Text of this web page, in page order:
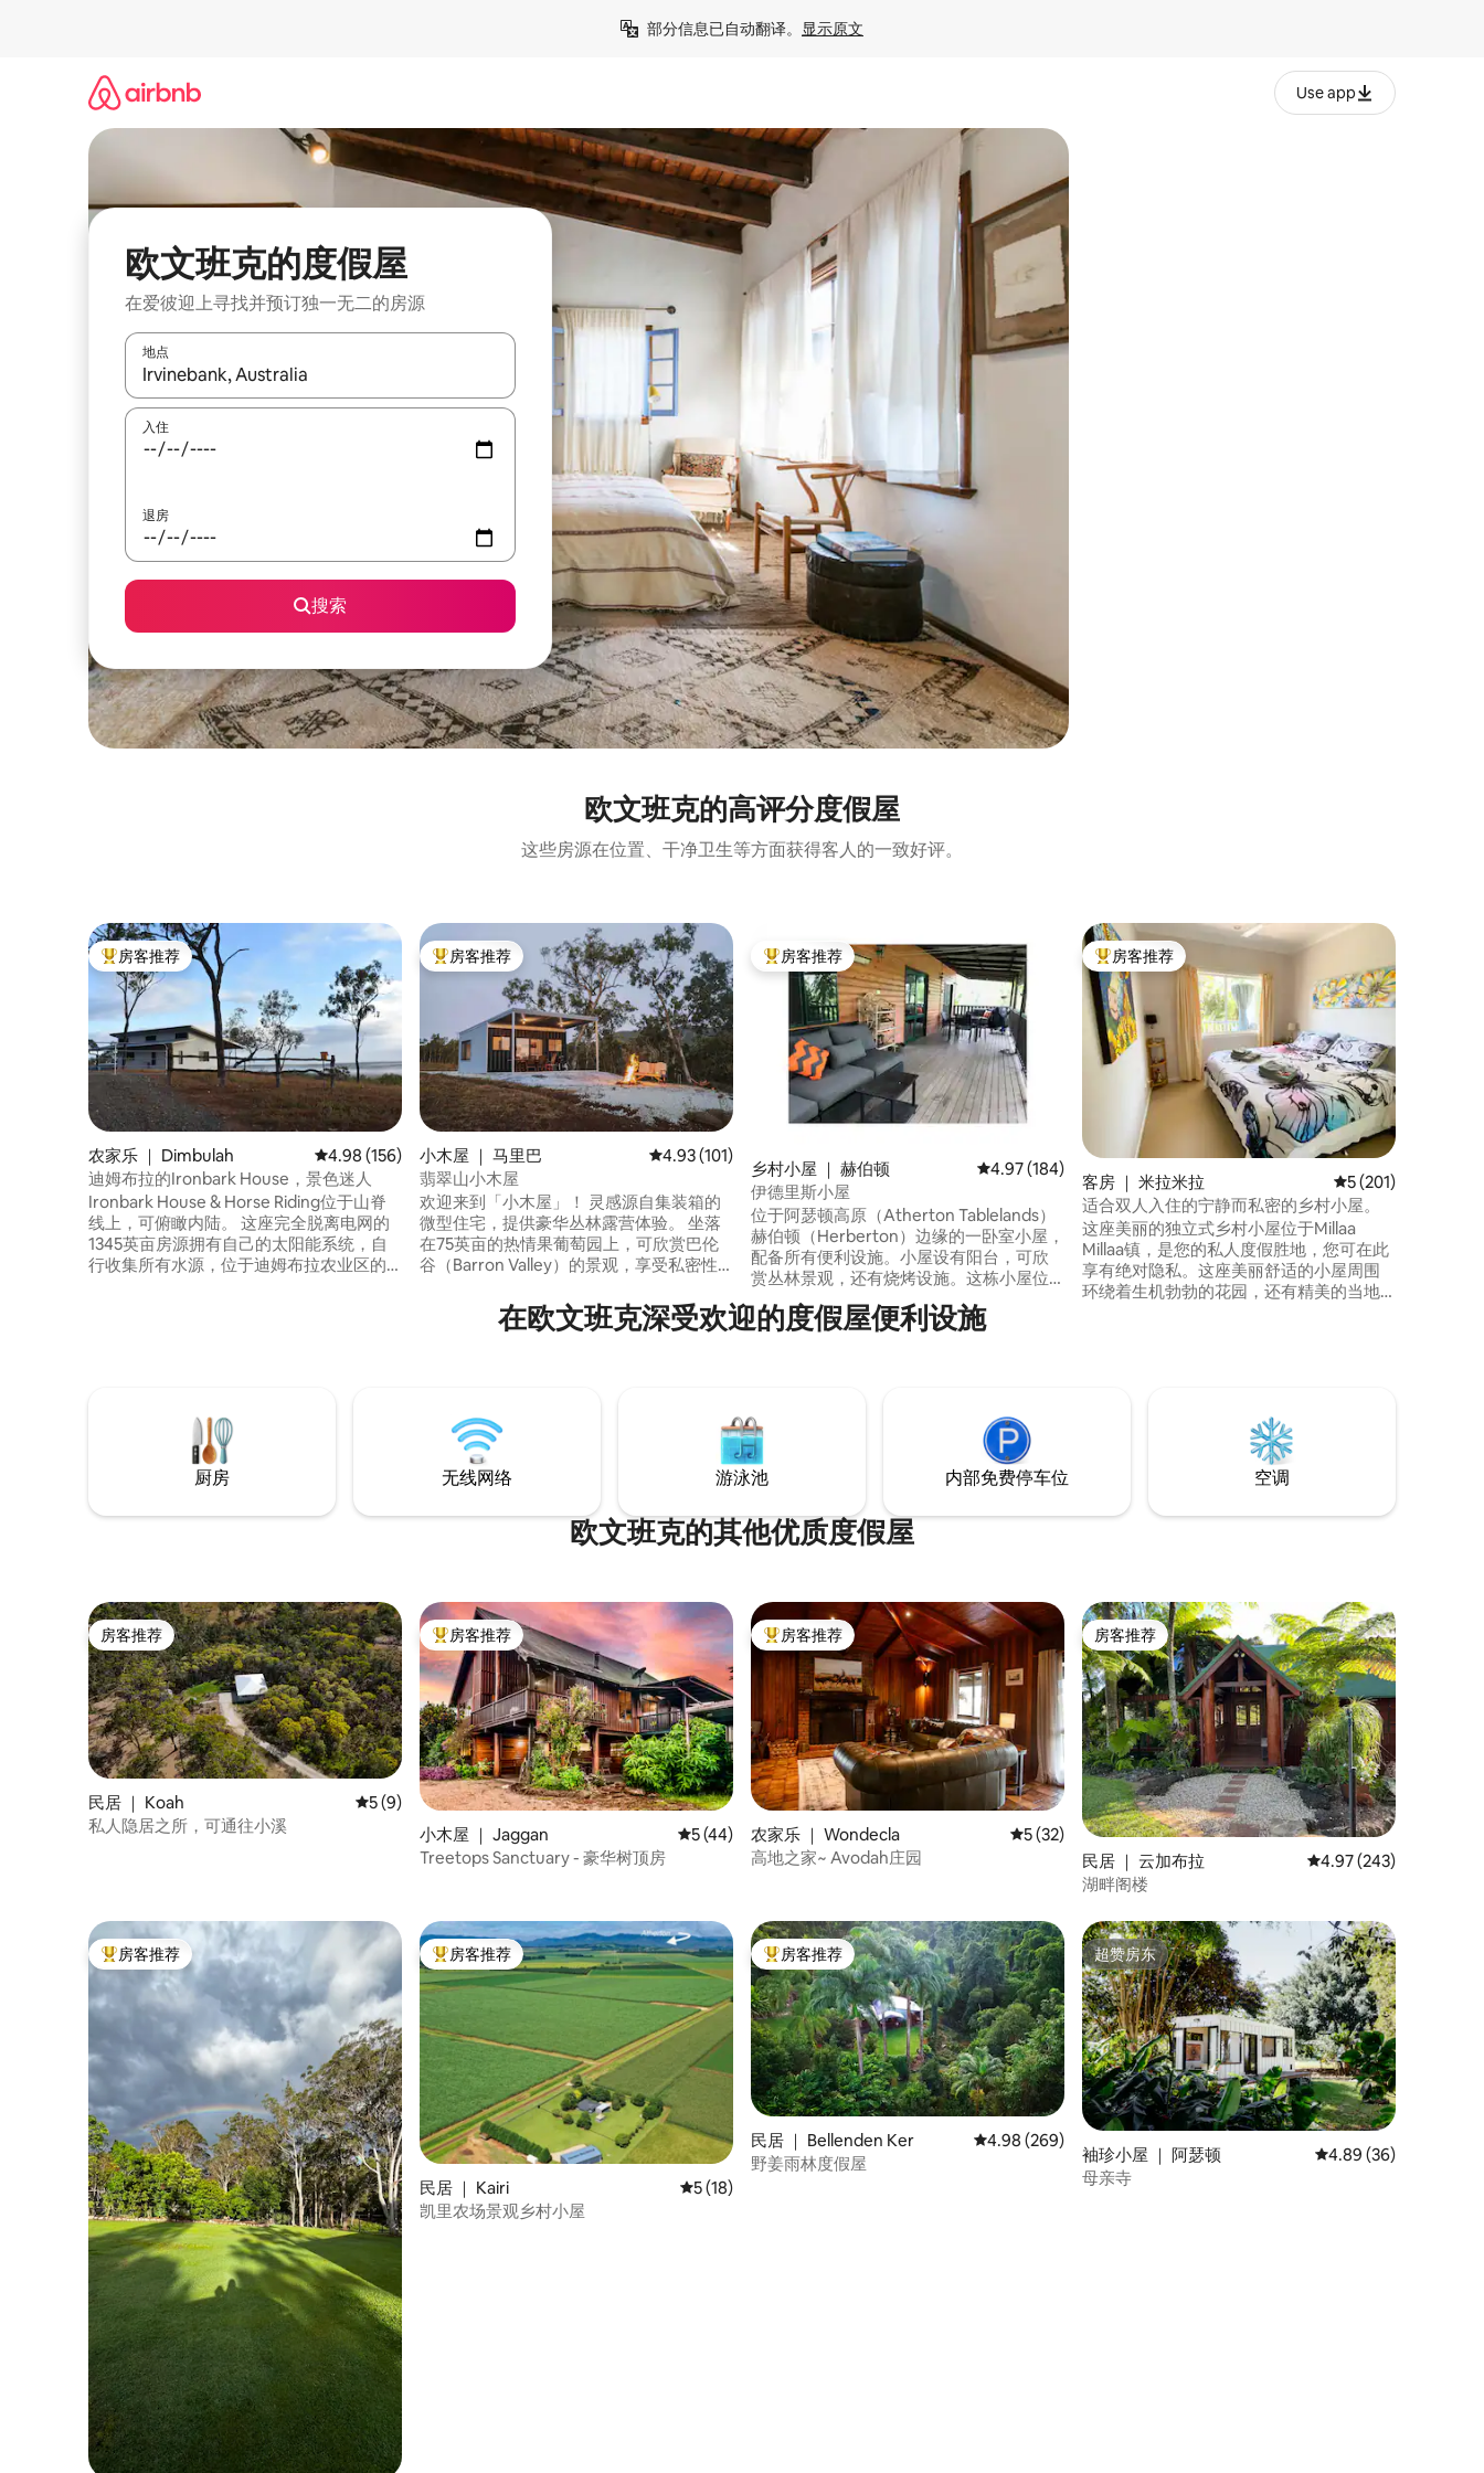
部分信息已自动翻译。 显示原文
Use app
欧文班克的度假屋
在爱彼迎上寻找并预订独一无二的房源
地点
如有搜索结果，请使用上下方向键查看，或通过点击或滑动手势浏览。
入住
退房
搜索
欧文班克的高评分度假屋
这些房源在位置、干净卫生等方面获得客人的一致好评。
热门「房客推荐」
房客推荐
农家乐 ｜ Dimbulah 平均评分 4.98 分（满分 5 分），共 156 条评价
4.98 (156)
迪姆布拉的Ironbark House，景色迷人
Ironbark House & Horse Riding位于山脊
线上，可俯瞰内陆。 这座完全脱离电网的
1345英亩房源拥有自己的太阳能系统，自
行收集所有水源，位于迪姆布拉农业区的
热门「房客推荐」
房客推荐
小木屋 ｜ 马里巴 平均评分 4.93 分（满分 5 分），共 101 条评价
4.93 (101)
翡翠山小木屋
欢迎来到「小木屋」！ 灵感源自集装箱的
微型住宅，提供豪华丛林露营体验。 坐落
在75英亩的热情果葡萄园上，可欣赏巴伦
谷（Barron Valley）的景观，享受私密性
户外厕所。 小屋使用钻井水。 享受观赏小
袋鼠、笑翠鸟和本地鸟类。 星空下的篝
热门「房客推荐」
房客推荐
乡村小屋 ｜ 赫伯顿 平均评分 4.97 分（满分 5 分），共 184 条评价
4.97 (184)
伊德里斯小屋
位于阿瑟顿高原（Atherton Tablelands）
赫伯顿（Herberton）边缘的一卧室小屋，
配备所有便利设施。小屋设有阳台，可欣
赏丛林景观，还有烧烤设施。这栋小屋位
于一个占地1公顷（2英亩）的安全庄园内，
距离主要的历史家园200米。这里有很多活
热门「房客推荐」
房客推荐
客房 ｜ 米拉米拉 平均评分 5 分（满
5 (201)
适合双人入住的宁静而私密的乡村小屋。
这座美丽的独立式乡村小屋位于Millaa
Millaa镇，是您的私人度假胜地，您可在此
享有绝对隐私。这座美丽舒适的小屋周围
环绕着生机勃勃的花园，还有精美的当地
在欧文班克深受欢迎的度假屋便利设施
厨房 无线网络 游泳池 内部免费停车位 空调
欧文班克的其他优质度假屋
房客推荐
房客推荐
民居 ｜ Koah 平均评分 5 分（满分 5 分），共 9 条评价
5 (9)
私人隐居之所，可通往小溪
热门「房客推荐」
房客推荐
小木屋 ｜ Jaggan 平均评分 5 分（满分 5 分），共 44 条评价
5 (44)
Treetops Sanctuary - 豪华树顶房
热门「房客推荐」
房客推荐
农家乐 ｜ Wondecla 平均评分 5 分（满分 5 分），共 32 条评价
5 (32)
高地之家~ Avodah庄园
房客推荐
房客推荐
民居 ｜ 云加布拉 平均评分 4.97 分（满
4.97 (243)
湖畔阁楼
热门「房客推荐」
房客推荐 热门「房客推荐」
房客推荐
民居 ｜ Kairi 平均评分 5 分（满分 5 分），共 18 条评价
5 (18)
凯里农场景观乡村小屋
热门「房客推荐」
房客推荐
民居 ｜ Bellenden Ker 平均评分 4.98 分（满分 5 分），共 269 条评价
4.98 (269)
野姜雨林度假屋
超赞房东
超赞房东
袖珍小屋 ｜ 阿瑟顿 平均评分 4.89 分（满
4.89 (36)
母亲寺